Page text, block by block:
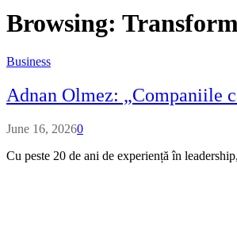
Browsing:
Business
Adnan Olmez: „Companiile
June 16, 20260
Cu peste 20 de ani de experiență în